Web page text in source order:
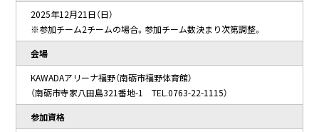
2025年12月21日（日）
※参加チーム2チームの場合。参加チーム数決まり次第調整。
会場
KAWADAアリーナ福野（南砺市福野体育館）
（南砺市寺家八田島321番地-1 TEL.0763-22-1115）
参加資格